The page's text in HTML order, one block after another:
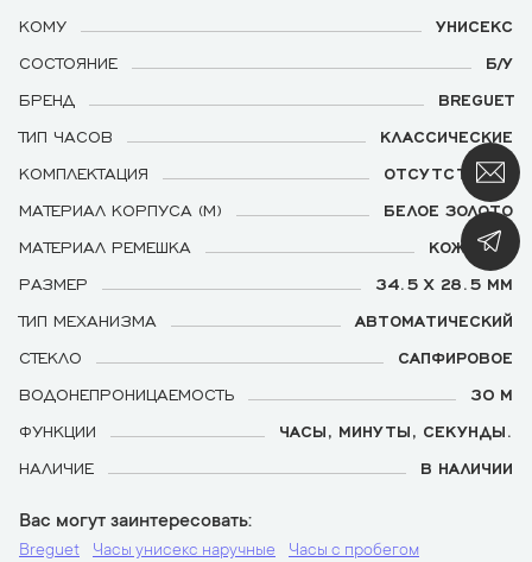
КОМУ
УНИСЕКС
СОСТОЯНИЕ
Б/У
БРЕНД
BREGUET
ТИП ЧАСОВ
КЛАССИЧЕСКИЕ
КОМПЛЕКТАЦИЯ
ОТСУТСТВУЕТ
МАТЕРИАЛ КОРПУСА (М)
БЕЛОЕ ЗОЛОТО
МАТЕРИАЛ РЕМЕШКА
КОЖАНЫЙ
РАЗМЕР
34.5 X 28.5 ММ
ТИП МЕХАНИЗМА
АВТОМАТИЧЕСКИЙ
СТЕКЛО
САПФИРОВОЕ
ВОДОНЕПРОНИЦАЕМОСТЬ
30 М
ФУНКЦИИ
ЧАСЫ, МИНУТЫ, СЕКУНДЫ.
НАЛИЧИЕ
В НАЛИЧИИ
Вас могут заинтересовать
Breguet Часы унисекс наручные
Часы с пробегом